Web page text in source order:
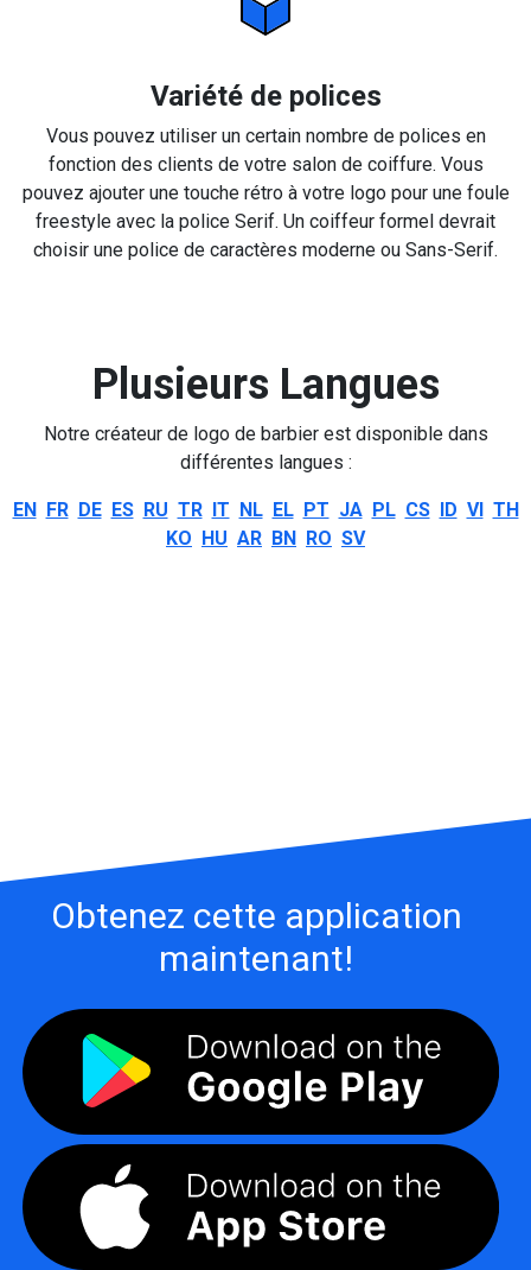
Variété de polices
Vous pouvez utiliser un certain nombre de polices en
fonction des clients de votre salon de coiffure. Vous
pouvez ajouter une touche rétro à votre logo pour une foule
freestyle avec la police Serif. Un coiffeur formel devrait
choisir une police de caractères moderne ou Sans-Serif.
Plusieurs Langues
Notre créateur de logo de barbier est disponible dans
différentes langues :
EN FR DE ES RU TR IT NL EL PT JA PL CS ID VI TH
KO HU AR BN RO SV
Obtenez cette application
maintenant!